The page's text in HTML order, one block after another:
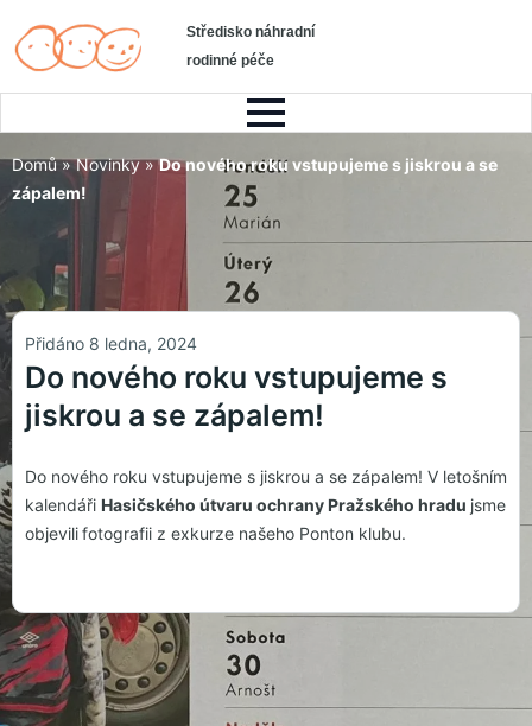
Středisko náhradní
rodinné péče
Domů » Novinky » Do nového roku vstupujeme s jiskrou a se
zápalem!
Přidáno 8 ledna, 2024
Do nového roku vstupujeme s
jiskrou a se zápalem!
Do nového roku vstupujeme s jiskrou a se zápalem! V letošním
kalendáři Hasičského útvaru ochrany Pražského hradu jsme
objevilifotografii z exkurze našeho Ponton klubu.